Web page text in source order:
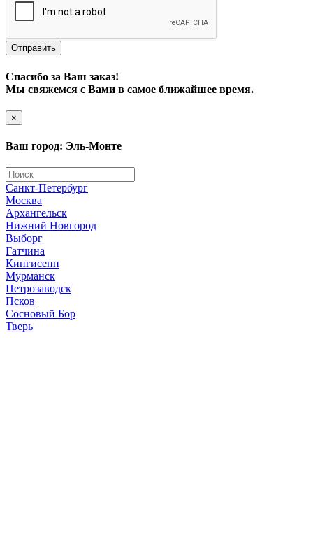
Отправить
Спасибо за Ваш заказ!
Мы свяжемся с Вами в самое ближайшее время.
×
Ваш город: Эль-Монте
Санкт-Петербург
Москва
Архангельск
Нижний Новгород
Выборг
Гатчина
Кингисепп
Мурманск
Петрозаводск
Псков
Сосновый Бор
Тверь